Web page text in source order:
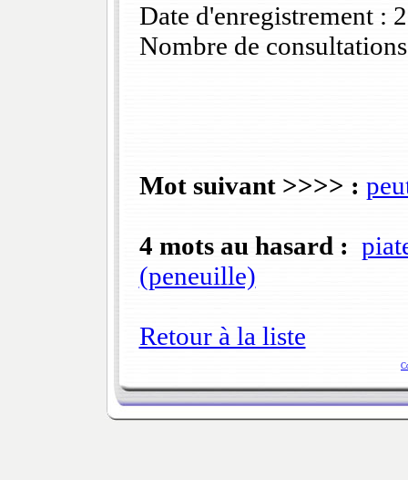
Date d'enregistrement :
Nombre de
Mot suivant >>>> :
4 mots au hasard :
(peneuille)
Retour à la liste